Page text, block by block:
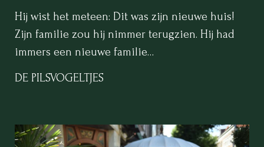
Hij wist het meteen: Dit was zijn nieuwe huis!
Zijn familie zou hij nimmer terugzien. Hij had
immers een nieuwe familie…
DE PILSVOGELTJES